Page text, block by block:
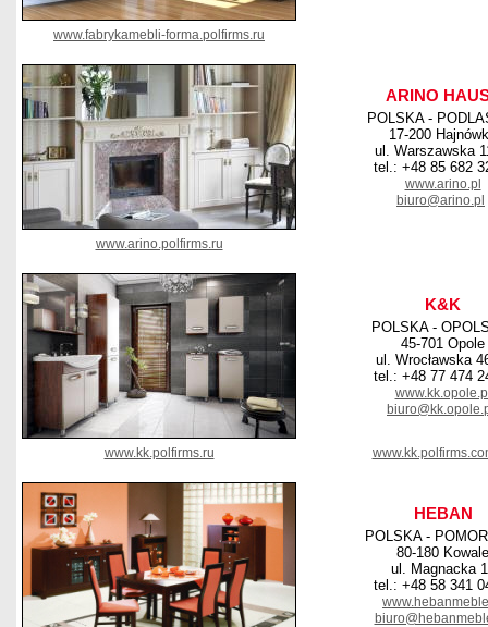
www.fabrykamebli-forma.polfirms.ru
ARINO
POLSKA -
17-200
ul. Warszawska
tel.: +48 85 682
www.arino.pl
biuro@arino.pl
www.arino.polfirms.ru
K&K
POLSKA -
45-701 Opole
ul. Wrocławska
tel.: +48 77 474
www.kk.polfirms.ru
HEBAN
POLSKA -
80-180 Kowale
ul. Magnacka
tel.: +48 58 341